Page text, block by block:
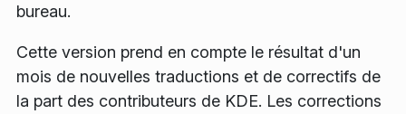
bureau.
Cette version prend en compte le résultat d'un
mois de nouvelles traductions et de correctifs de
la part des contributeurs de KDE. Les corrections